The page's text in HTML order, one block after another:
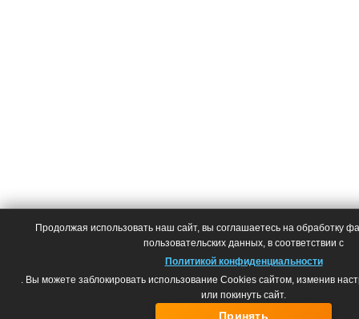
Продолжая использовать наш сайт, вы соглашаетесь на обработку
пользовательских данных, в соответствии с
Политикой конфиденциальности
. Вы можете заблокировать использование Cookies сайтом, изменив
или покинуть сайт.
Принять